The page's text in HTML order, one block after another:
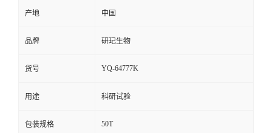
产地 中国
品牌 研玘生物
货号 YQ-64777K
用途 科研试验
包装规格 50T